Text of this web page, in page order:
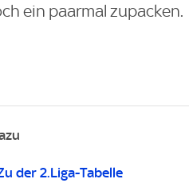
ein paarmal zupacken.
der 2.Liga-Tabelle